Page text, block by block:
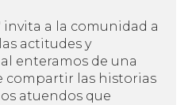
invita a la comunidad a
actitudes y
enteramos de una
compartir las historias
atuendos que